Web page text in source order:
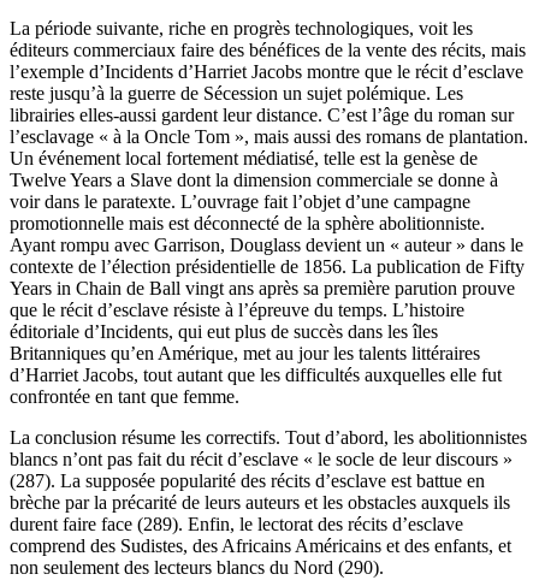
La période suivante, riche en progrès technologiques, voit les
éditeurs commerciaux faire des bénéfices de la vente des récits, mais
l’exemple d’Incidents d’Harriet Jacobs montre que le récit d’esclave
reste jusqu’à la guerre de Sécession un sujet polémique. Les
librairies elles-aussi gardent leur distance. C’est l’âge du roman sur
l’esclavage « à la Oncle Tom », mais aussi des romans de plantation.
Un événement local fortement médiatisé, telle est la genèse de
Twelve Years a Slave dont la dimension commerciale se donne à
voir dans le paratexte. L’ouvrage fait l’objet d’une campagne
promotionnelle mais est déconnecté de la sphère abolitionniste.
Ayant rompu avec Garrison, Douglass devient un « auteur » dans le
contexte de l’élection présidentielle de 1856. La publication de Fifty
Years in Chain de Ball vingt ans après sa première parution prouve
que le récit d’esclave résiste à l’épreuve du temps. L’histoire
éditoriale d’Incidents, qui eut plus de succès dans les îles
Britanniques qu’en Amérique, met au jour les talents littéraires
d’Harriet Jacobs, tout autant que les difficultés auxquelles elle fut
confrontée en tant que femme.
La conclusion résume les correctifs. Tout d’abord, les abolitionnistes
blancs n’ont pas fait du récit d’esclave « le socle de leur discours »
(287). La supposée popularité des récits d’esclave est battue en
brèche par la précarité de leurs auteurs et les obstacles auxquels ils
durent faire face (289). Enfin, le lectorat des récits d’esclave
comprend des Sudistes, des Africains Américains et des enfants, et
non seulement des lecteurs blancs du Nord (290).